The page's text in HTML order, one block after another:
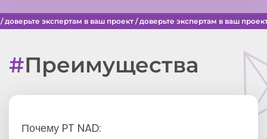
экспертам в ваш проект / доверьте экспертам в ваш
Преимущества
Почему PT NAD: